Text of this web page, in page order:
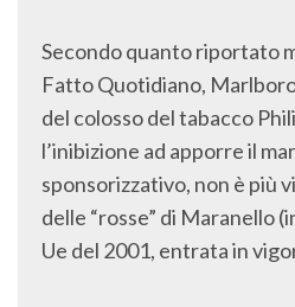
Secondo quanto riportato
Fatto Quotidiano,
del colosso del tabacco
l’inibizione ad apporre il
sponsorizzativo, non è più
delle “rosse” di Maranello
Ue del 2001, entrata in